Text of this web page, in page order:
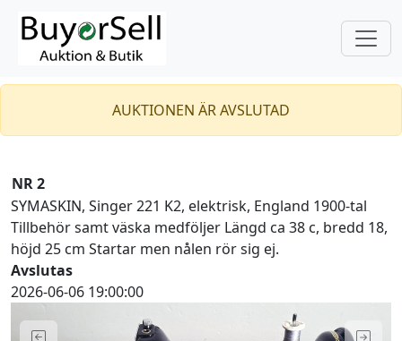
AUKTIONEN ÄR AVSLUTAD
NR 2
SYMASKIN, Singer 221 K2, elektrisk, England 1900-tal
Tillbehör samt väska medföljer Längd ca 38 c, bredd 18,
höjd 25 cm Startar men nålen rör sig ej.
Avslutas
2026-06-06 19:00:00